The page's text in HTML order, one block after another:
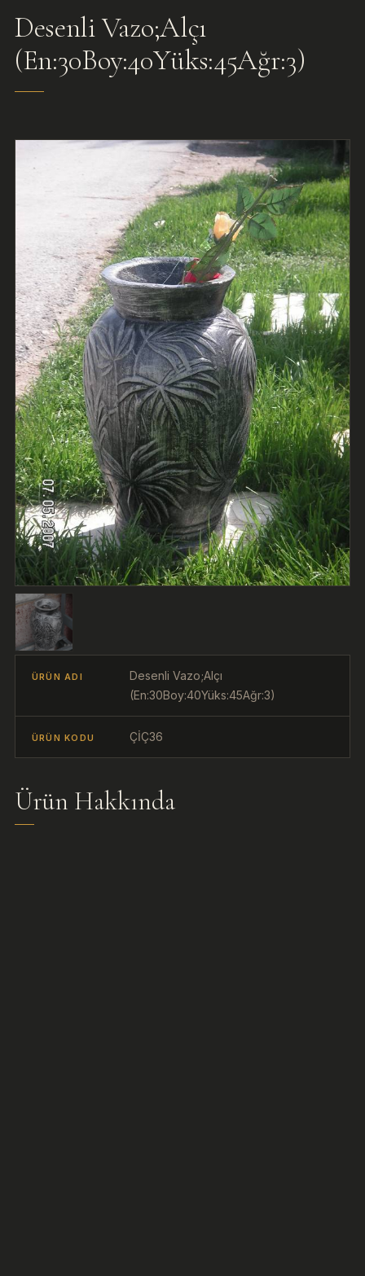
Desenli Vazo;Alçı
(En:30Boy:40Yüks:45Ağr:3)
ÜRÜN ADI
Desenli Vazo;Alçı
(En:30Boy:40Yüks:45Ağr:3)
ÜRÜN KODU ÇİÇ36
Ürün Hakkında